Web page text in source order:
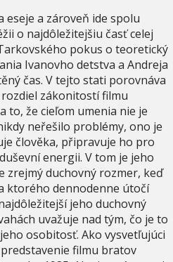
a zároveň ide spolu
o najdôležitejšiu časť celej
pokus o teoretický
Ivanovho detstva a Andreja
čas. V tejto stati porovnáva
zákonitostí filmu
že cieľom umenia nie je
neřešilo problémy, ono je
člověka, připravuje ho pro
energii. V tom je jeho
zrejmý duchovný rozmer, keď
ktorého dennodenne útočí
jeho duchovný
uvažuje nad tým, čo je to
osobitosť. Ako vysvetľujúci
filmu bratov